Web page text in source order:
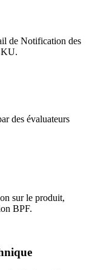
de Notification des
des évaluateurs
sur le produit,
BPF.